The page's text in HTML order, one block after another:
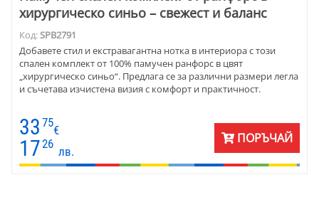
хирургическо синьо – свежест и баланс
Код:SPB2791
Добавете стил и екстравагантна нотка в интериора с този
спален комплект от 100% памучен ранфорс в цвят
„хирургическо синьо“. Предлага се за различни размери легла
и съчетава изчистена визия с комфорт и практичност.
33 75
€
1726
лв.
ПОРЪЧАЙ